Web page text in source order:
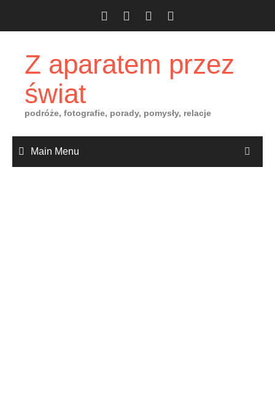
Z aparatem przez
świat
podróże, fotografie, porady, pomysły, relacje
Main Menu